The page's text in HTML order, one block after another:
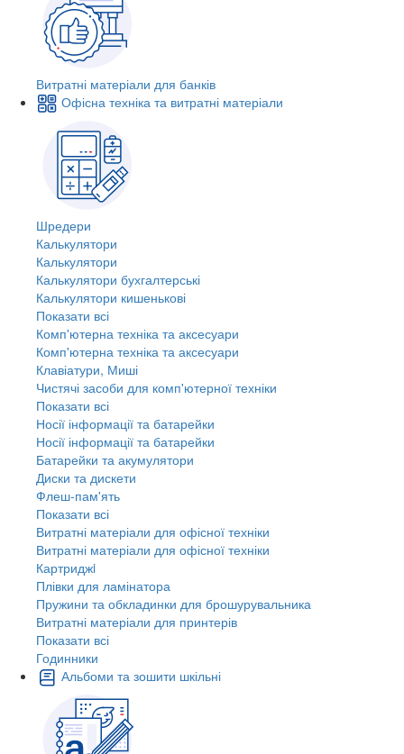
Витратні матеріали для банків
Офісна техніка та витратні матеріали
Шредери
Калькулятори
Калькулятори
Калькулятори бухгалтерські
Калькулятори кишенькові
Показати всі
Комп'ютерна техніка та аксесуари
Комп'ютерна техніка та аксесуари
Клавіатури, Миші
Чистячі засоби для комп'ютерної техніки
Показати всі
Носії інформації та батарейки
Носії інформації та батарейки
Батарейки та акумулятори
Диски та дискети
Флеш-пам'ять
Показати всі
Витратні матеріали для офісної техніки
Витратні матеріали для офісної техніки
Картриджi
Плівки для ламінатора
Пружини та обкладинки для брошурувальника
Витратні матеріали для принтерів
Показати всі
Годинники
Альбоми та зошити шкільні